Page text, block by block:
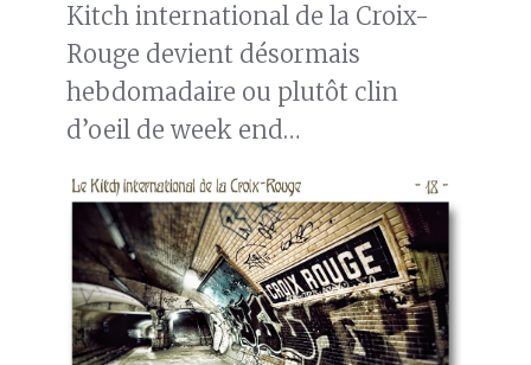
Kitch international de la Croix-
Rouge devient désormais
hebdomadaire ou plutôt clin
d’oeil de week end…